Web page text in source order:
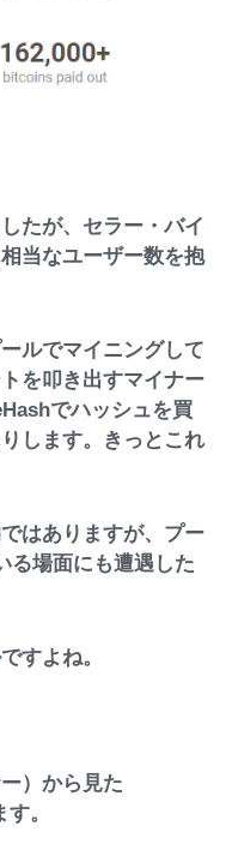
たが、セラー・バイ
当なユーザー数を抱
ルでマイニングして
を叩き出すマイナー
でハッシュを買
します。きっとこれ
はありますが、プー
る場面にも遭遇した
すよね。
）から見た
。